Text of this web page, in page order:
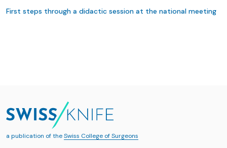
First steps through a didactic session at the national meeting
a publication of theSwiss College of Surgeons